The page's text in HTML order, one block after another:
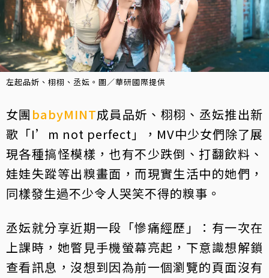
左起品妡、栩栩、丞妘。圖／華研國際提供
女團 babyMINT成員品妡、栩栩、丞妘推出新
歌「I’m not perfect」，MV中少女們除了展
現各種搞怪模樣，也有不少跌倒、打翻飲料、
娃娃失蹤等出糗畫面，而現實生活中的她們，
同樣發生過不少令人哭笑不得的糗事。
丞妘就分享近期一段「慘痛經歷」：有一次在
上課時，她瞥見手機螢幕亮起，下意識想解鎖
查看訊息，沒想到因為前一個瀏覽的頁面沒有